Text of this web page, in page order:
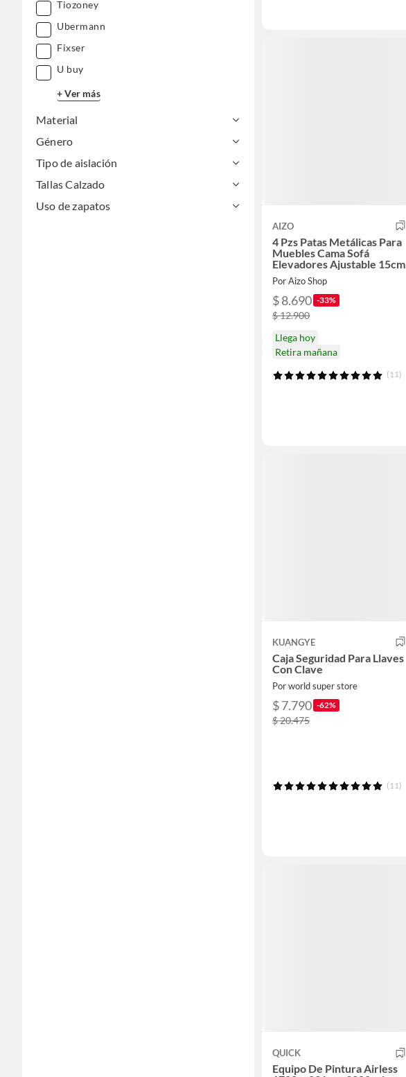
Tiozoney
Ubermann
Fixser
U buy
+ Ver más
Material
Género
Tipo de aislación
Tallas Calzado
Uso de zapatos
AIZO
4 Pzs Patas Metálicas Para
Muebles Cama Sofá
Elevadores Ajustable 15cm
Por Aizo Shop
$ 8.690 -33%
$ 12.900
Llega hoy
Retira mañana
(11)
KUANGYE
Caja Seguridad Para Llaves
Con Clave
Por world super store
$ 7.790 -62%
$ 20.475
(11)
QUICK
Equipo De Pintura Airless